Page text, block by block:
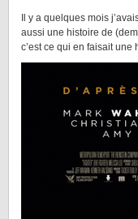
Il y a quelques mois
aussi une histoire de
c’est ce qui en faisait une